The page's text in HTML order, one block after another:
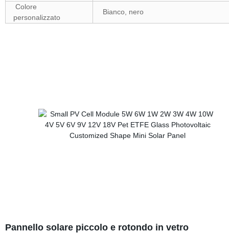
Colore
personalizzato
Bianco, nero
Pannello solare piccolo e rotondo in vetro